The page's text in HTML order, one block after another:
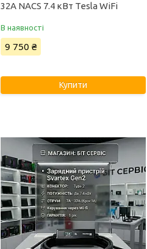
32A NACS 7.4 кВт Tesla WiFi
В наявності
9 750 ₴
Купити